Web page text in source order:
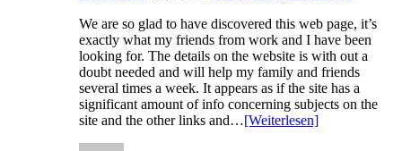
We are so glad to have discovered this web page, it’s
exactly what my friends from work and I have been
looking for. The details on the website is with out a
doubt needed and will help my family and friends
several times a week. It appears as if the site has a
significant amount of info concerning subjects on the
site and the other links and…[Weiterlesen]